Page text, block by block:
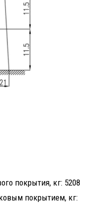
покрытия, кг: 5208
покрытием, кг: